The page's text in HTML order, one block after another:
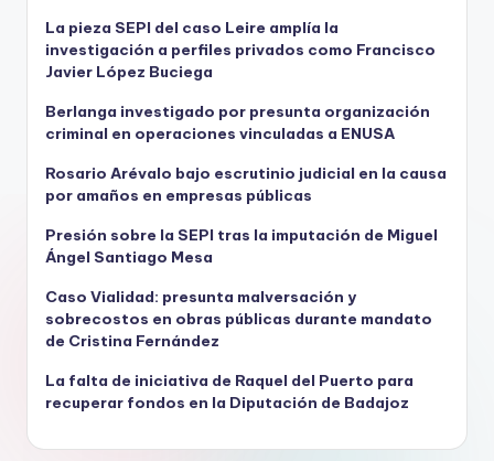
La pieza SEPI del caso Leire amplía la
investigación a perfiles privados como Francisco
Javier López Buciega
Berlanga investigado por presunta organización
criminal en operaciones vinculadas a ENUSA
Rosario Arévalo bajo escrutinio judicial en la causa
por amaños en empresas públicas
Presión sobre la SEPI tras la imputación de Miguel
Ángel Santiago Mesa
Caso Vialidad: presunta malversación y
sobrecostos en obras públicas durante mandato
de Cristina Fernández
La falta de iniciativa de Raquel del Puerto para
recuperar fondos en la Diputación de Badajoz